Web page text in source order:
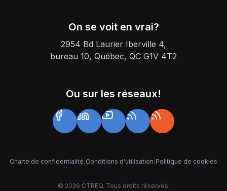
On se voit en vrai?
2954 Bd Laurier Iberville 4,
bureau 10, Québec, QC G1V 4T2
Ou sur les réseaux!
Charte de confidentialité Conditions d'utilisation Politique de cookies
© 2026 CTREQ. Tous droits réservés.